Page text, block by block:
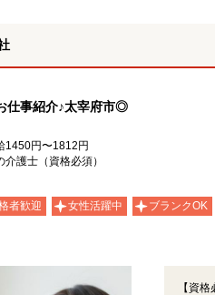
仕事紹介♪太宰府市◎
1450円〜1812円
護士（資格必須）
者歓迎 女性活躍中 ブランクOK
【資